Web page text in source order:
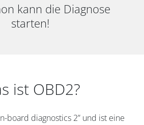
kann die Diagnose
starten!
ist OBD2?
board diagnostics 2” und ist eine